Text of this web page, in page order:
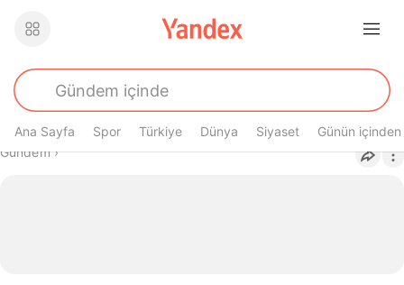
Ana Sayfa Spor Türkiye Dünya Siyaset Günün içinden
Buradasın
Gündem›